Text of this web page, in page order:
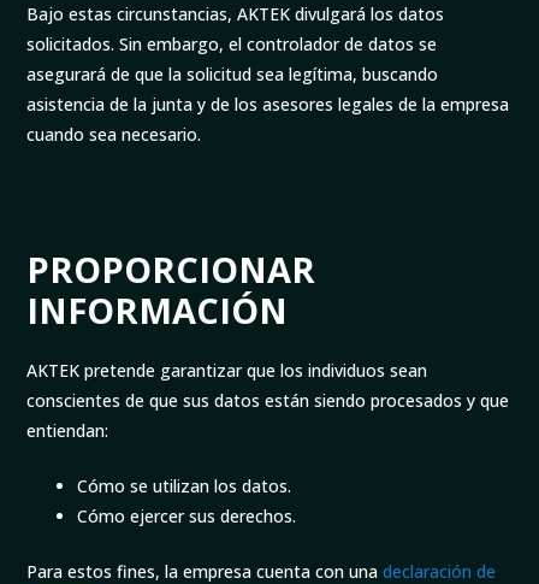
Bajo estas circunstancias, AKTEK divulgará los datos
solicitados. Sin embargo, el controlador de datos se
asegurará de que la solicitud sea legítima, buscando
asistencia de la junta y de los asesores legales de la empresa
cuando sea necesario.
PROPORCIONAR
INFORMACIÓN
AKTEK pretende garantizar que los individuos sean
conscientes de que sus datos están siendo procesados y que
entiendan:
Cómo se utilizan los datos.
Cómo ejercer sus derechos.
Para estos fines, la empresa cuenta con unadeclaración de